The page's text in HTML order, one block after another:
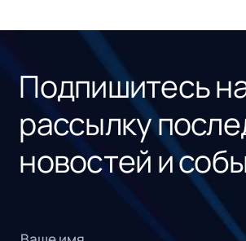
Подпишитесь
рассылку
новостей и